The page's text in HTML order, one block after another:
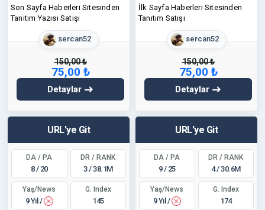
Son Sayfa Haberleri Sitesinden
Tanıtım Yazısı Satışı
sercan52
150,00 ₺
75,00 ₺
Detaylar
İlk Sayfa Haberleri Sitesinden
Tanıtım Satışı
sercan52
150,00 ₺
75,00 ₺
Detaylar
URL'ye Git
DA / PA
8 / 20
DR / RANK
3 / 38.1M
Yaş/News
9 Yıl /
G. Index
145
URL'ye Git
DA / PA
9 / 25
DR / RANK
4 / 30.6M
Yaş/News
9 Yıl /
G. Index
174